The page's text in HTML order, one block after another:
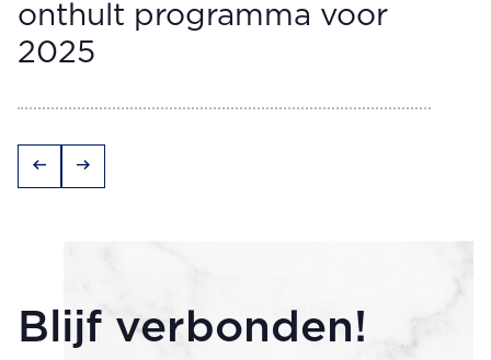
onthult programma voor
2025
arrow_left_alt arrow_right_alt
Blijf verbonden!